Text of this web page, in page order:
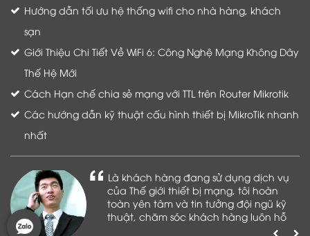
Hướng dẫn tối ưu hệ thống wifi cho nhà hàng, khách
sạn
Giới Thiệu Chi Tiết Về WiFi 6: Công Nghệ Mạng Không Dây
Thế Hệ Mới
Cách Hạn chế chia sẻ mạng với TTL trên Router Mikrotik
Các hướng dẫn kỹ thuật cấu hình thiết bị MikroTik nhanh
nhất
Là khách hàng đang sử dụng dịch vụ
của Thế giới thiết bị mạng, tôi hoàn
toàn yên tâm và tin tưởng đội ngũ kỹ
thuật, chăm sóc khách hàng luôn hỗ